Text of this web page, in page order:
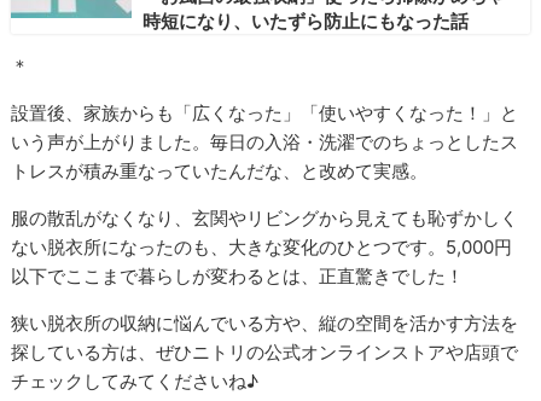
時短になり、いたずら防止にもなった話
＊
設置後、家族からも「広くなった」「使いやすくなった！」と
いう声が上がりました。毎日の入浴・洗濯でのちょっとしたス
トレスが積み重なっていたんだな、と改めて実感。
服の散乱がなくなり、玄関やリビングから見えても恥ずかしく
ない脱衣所になったのも、大きな変化のひとつです。5,000円
以下でここまで暮らしが変わるとは、正直驚きでした！
狭い脱衣所の収納に悩んでいる方や、縦の空間を活かす方法を
探している方は、ぜひニトリの公式オンラインストアや店頭で
チェックしてみてくださいね♪